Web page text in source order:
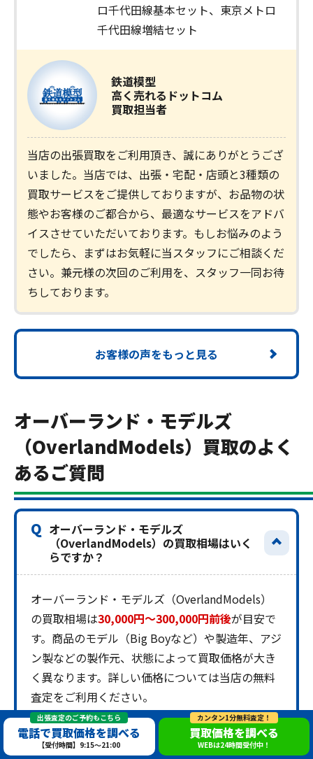
出張査定のご予約もこちら
電話で買取価格を調べる
【受付時間】9:15～21:00
カンタン1分無料査定！
買取価格を調べる
WEBは24時間受付中！
ロ千代田線基本セット、東京メトロ
千代田線増結セット
鉄道模型
高く売れるドットコム
買取担当者
当店の出張買取をご利用頂き、誠にありがとうござ
いました。当店では、出張・宅配・店頭と3種類の
買取サービスをご提供しておりますが、お品物の状
態やお客様のご都合から、最適なサービスをアドバ
イスさせていただいております。もしお悩みのよう
でしたら、まずはお気軽に当スタッフにご相談くだ
さい。兼元様の次回のご利用を、スタッフ一同お待
ちしております。
お客様の声をもっと見る
オーバーランド・モデルズ
（OverlandModels）買取のよく
あるご質問
Q オーバーランド・モデルズ
（OverlandModels）の買取相場はいく
らですか？
オーバーランド・モデルズ（OverlandModels）
の買取相場は30,000円〜300,000円前後が目安で
す。商品のモデル（Big Boyなど）や製造年、アジ
ン製などの製作元、状態によって買取価格が大き
く異なります。詳しい価格については当店の無料
査定をご利用ください。
出張査定のご予約もこちら